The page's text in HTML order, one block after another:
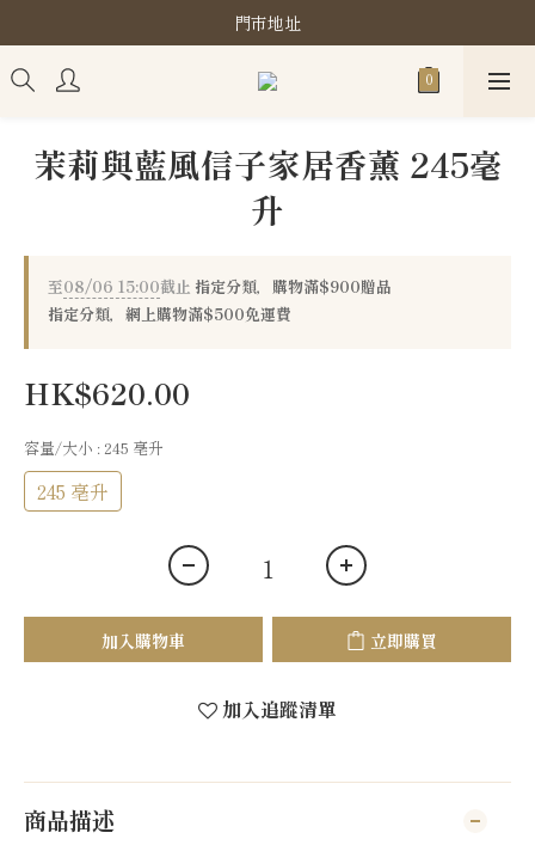
購買指定分類商品滿HK$900即享滋養柔泡沐浴油禮品套裝
門市地址
購買指定分類商品滿HK$900即享滋養柔泡沐浴油禮品套裝
茉莉與藍風信子家居香薰 245毫
升
至08/06 15:00截止 指定分類，購物滿$900贈品
指定分類，網上購物滿$500免運費
HK$620.00
容量/大小 : 245 亳升
245 亳升
加入購物車 立即購買
加入追蹤清單
商品描述